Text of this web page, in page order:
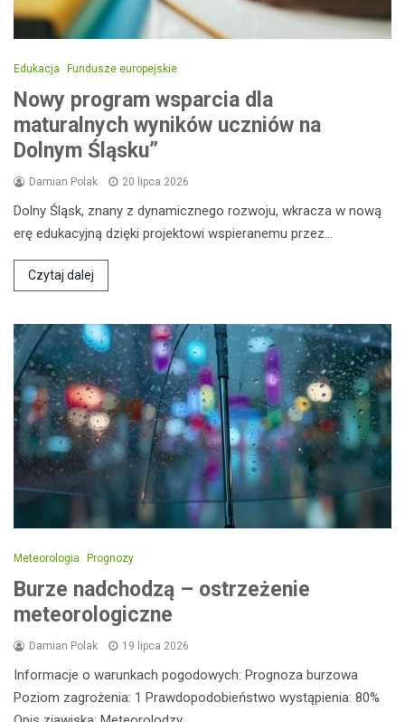
Edukacja Fundusze europejskie
Nowy program wsparcia dla
maturalnych wyników uczniów na
Dolnym Śląsku”
Damian Polak 20 lipca 2026
Dolny Śląsk, znany z dynamicznego rozwoju, wkracza w nową
erę edukacyjną dzięki projektowi wspieranemu przez…
Czytaj dalej
Meteorologia Prognozy
Burze nadchodzą – ostrzeżenie
meteorologiczne
Damian Polak 19 lipca 2026
Informacje o warunkach pogodowych: Prognoza burzowa
Poziom zagrożenia: 1 Prawdopodobieństwo wystąpienia: 80%